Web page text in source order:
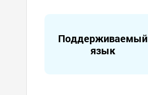
Поддерживаемый
язык